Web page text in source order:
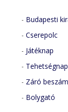
- Budapesti
-Cserepolc
- Játéknap
- Tehetségnap
- Záró
- Bolygató